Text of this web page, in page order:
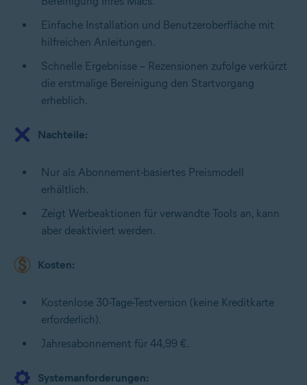
Einfache Installation und Benutzeroberfläche mit
hilfreichen Anleitungen.
Schnelle Ergebnisse – Rezensionen zufolge verkürzt
die erstmalige Bereinigung den Startvorgang
erheblich.
Nachteile:
Nur als Abonnement-basiertes Preismodell
erhältlich.
Zeigt Werbeaktionen für verwandte Tools an, kann
aber deaktiviert werden.
Kosten:
Kostenlose 30-Tage-Testversion (keine Kreditkarte
erforderlich).
Jahresabonnement für 44,99 €.
Systemanforderungen: